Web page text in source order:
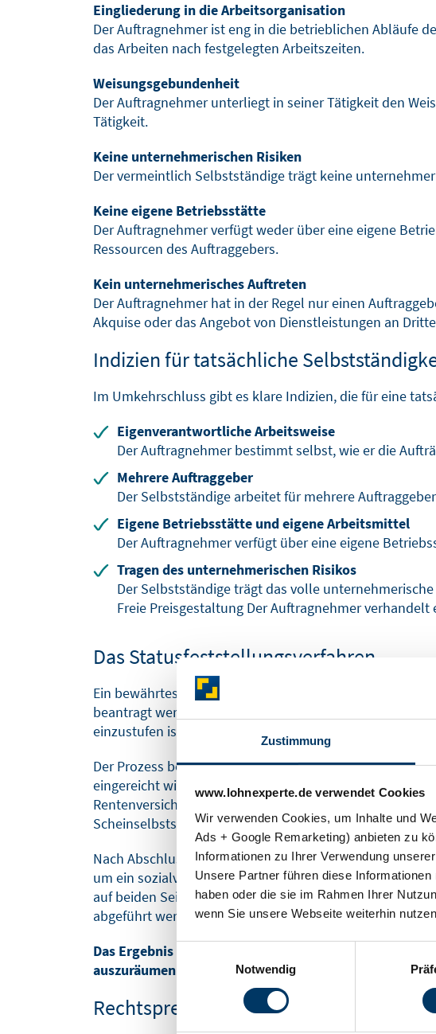
Zustimmung
www.lohnexperte.de verwendet Cookies
Wir verwenden Cookies, um Inhalte und
Ads + Google Remarketing) anbieten zu
Informationen zu Ihrer Verwendung
Unsere Partner führen diese
haben oder die sie im Rahmen Ihrer
wenn Sie unsere Webseite weiterhin
Notwendig
Eingliederung in die Arbeitsorganisation
Der Auftragnehmer ist eng in die betrieblichen Abläufe
das Arbeiten nach festgelegten Arbeitszeiten.
Weisungsgebundenheit
Der Auftragnehmer unterliegt in seiner Tätigkeit den
Tätigkeit.
Keine unternehmerischen Risiken
Der vermeintlich Selbstständige trägt keine
Keine eigene Betriebsstätte
Der Auftragnehmer verfügt weder über eine eigene
Ressourcen des Auftraggebers.
Kein unternehmerisches Auftreten
Der Auftragnehmer hat in der Regel nur einen
Akquise oder das Angebot von Dienstleistungen an
Indizien für tatsächliche
Im Umkehrschluss gibt es klare Indizien, die für eine
Eigenverantwortliche Arbeitsweise
Der Auftragnehmer bestimmt selbst, wie er die
Mehrere Auftraggeber
Der Selbstständige arbeitet für mehrere
Eigene Betriebsstätte und eigene Arbeitsmittel
Der Auftragnehmer verfügt über eine eigene
Tragen des unternehmerischen Risikos
Der Selbstständige trägt das volle
Freie Preisgestaltung Der Auftragnehmer
Das Statusfeststellungsverfahren
Ein bewährtes Mittel zur Vermeidung von
beantragt werden kann. In diesem Verfahren wird
einzustufen ist.
Der Prozess beginnt mit der Antragstellung, die
eingereicht wird. Dies kann auch rückwirkend für bereits
Rentenversicherung die tatsächlichen Verhältnisse des
Scheinselbstständigkeit detailliert untersucht.
Nach Abschluss der Prüfung trifft die Deutsche
um ein sozialversicherungspflichtiges
auf beiden Seiten. Sollte festgestellt werden, dass eine
abgeführt werden.
Das Ergebnis dieses Verfahrens bietet eine
auszuräumen und sich gegen mögliche
Rechtsprechung